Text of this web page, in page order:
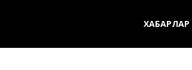
ХАБАРЛАР